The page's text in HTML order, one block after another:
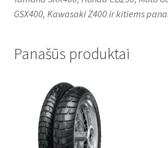
GSX400, Kawasaki Z400 ir kitiems
Panašūs produktai